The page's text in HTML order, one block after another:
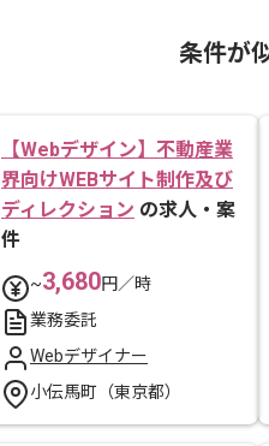
条件が
【Webデザイン】不動産業
界向けWEBサイト制作及び
ディレクション の求人・案
件
~3,680円／時
業務委託
Webデザイナー
小伝馬町（東京都）